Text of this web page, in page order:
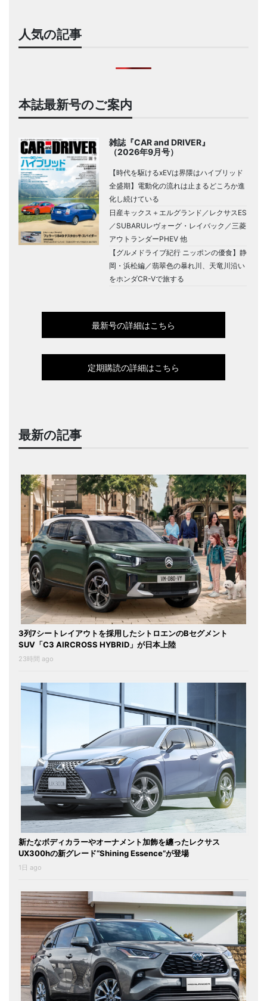
人気の記事
本誌最新号のご案内
雑誌『CAR and DRIVER』
（2026年9月号）
【時代を駆けるxEVは界隈はハイブリッド
全盛期】電動化の流れは止まるどころか進
化し続けている
日産キックス＋エルグランド／レクサスES
／SUBARUレヴォーグ・レイバック／三菱
アウトランダーPHEV 他
【グルメドライブ紀行 ニッポンの優食】静
岡・浜松編／翡翠色の暴れ川、天竜川沿い
をホンダCR-Vで旅する
最新号の詳細はこちら
定期購読の詳細はこちら
最新の記事
3列7シートレイアウトを採用したシトロエンのBセグメント
SUV「C3 AIRCROSS HYBRID」が日本上陸
23時間 ago
新たなボディカラーやオーナメント加飾を纏ったレクサス
UX300hの新グレード“Shining Essence”が登場
1日 ago